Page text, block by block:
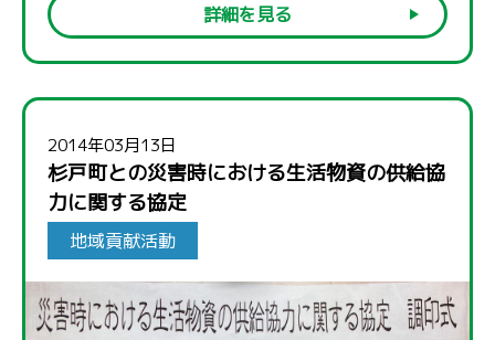
詳細を見る
2014年03月13日
杉戸町との災害時における生活物資の供給協
力に関する協定
地域貢献活動